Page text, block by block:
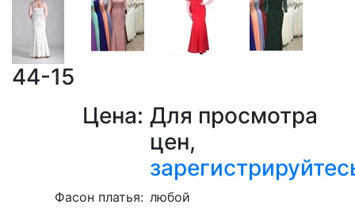
44-15
Цена: Для просмотра
цен,
Фасон платья: любой